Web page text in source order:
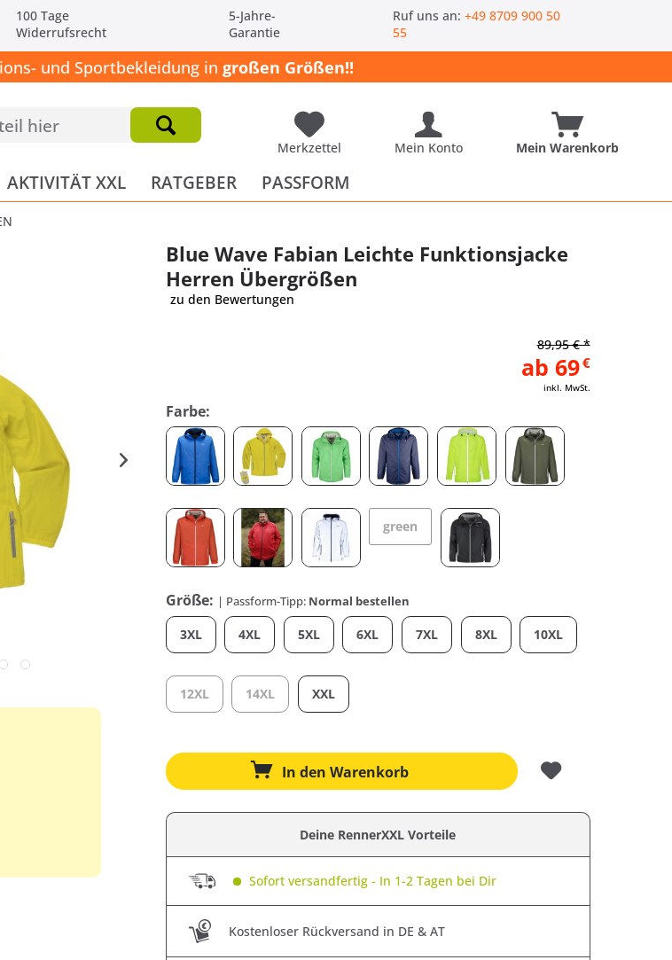
100 Tage
Widerrufsrecht
5-Jahre-
Garantie
Ruf uns an:+49 8709 900 50
55
und Sportbekleidung in großen Größen!!
Merkzettel Mein Konto Mein Warenkorb
AKTIVITÄT XXL RATGEBER PASSFORM
Blue Wave Fabian Leichte Funktionsjacke
Herren Übergrößen
zu den Bewertungen
ab 69€
inkl. MwSt.
89,95 € *
Farbe:
green
Größe: | Passform-Tipp: Normal bestellen
3XL 4XL 5XL 6XL 7XL 8XL 10XL
12XL 14XL XXL
In den Warenkorb
Deine RennerXXL Vorteile
Sofort versandfertig - In 1-2 Tagen bei Dir
Kostenloser Rückversand in DE & AT